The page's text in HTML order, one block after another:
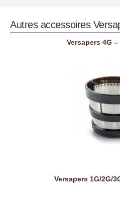
Autres accessoires
Versapers 4G
Versapers 1G/2G/